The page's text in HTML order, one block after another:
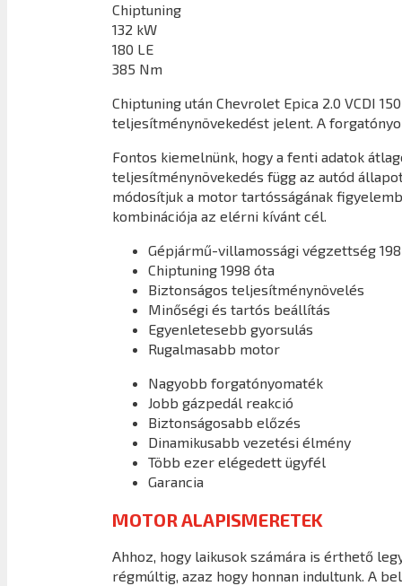
Chiptuning
132 kW
180 LE
385 Nm
Chiptuning után Chevrolet Epica 2.0 VCDI
teljesítménynövekedést jelent. A
Fontos kiemelnünk, hogy a fenti adatok
teljesítménynövekedés függ az autód
módosítjuk a motor tartósságának
kombinációja az elérni kívánt cél.
Gépjármű-villamossági végzettség
Chiptuning 1998 óta
Biztonságos teljesítménynövelés
Minőségi és tartós beállítás
Egyenletesebb gyorsulás
Rugalmasabb motor
Nagyobb forgatónyomaték
Jobb gázpedál reakció
Biztonságosabb előzés
Dinamikusabb vezetési élmény
Több ezer elégedett ügyfél
Garancia
MOTOR ALAPISMERETEK
Ahhoz, hogy laikusok számára is érthető
régmúltig, azaz hogy honnan indultunk. A